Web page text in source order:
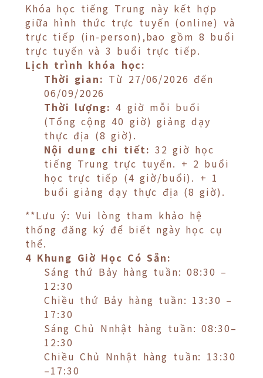
Khóa học tiếng Trung này kết hợp
giữa hình thức trực tuyến (online) và
trực tiếp (in-person),bao gồm 8 buổi
trực tuyến và 3 buổi trực tiếp.
Lịch trình khóa học:
Thời gian: Từ 27/06/2026 đến
06/09/2026
Thời lượng: 4 giờ mỗi buổi
(Tổng cộng 40 giờ) giảng dạy
thực địa (8 giờ).
Nội dung chi tiết: 32 giờ học
tiếng Trung trực tuyến. + 2 buổi
học trực tiếp (4 giờ/buổi). + 1
buổi giảng dạy thực địa (8 giờ).
**Lưu ý: Vui lòng tham khảo hệ
thống đăng ký để biết ngày học cụ
thể.
4 Khung Giờ Học Có Sẵn:
Sáng thứ Bảy hàng tuần: 08:30 –
12:30
Chiều thứ Bảy hàng tuần: 13:30 –
17:30
Sáng Chủ Nnhật hàng tuần: 08:30–
12:30
Chiều Chủ Nnhật hàng tuần: 13:30
–17:30